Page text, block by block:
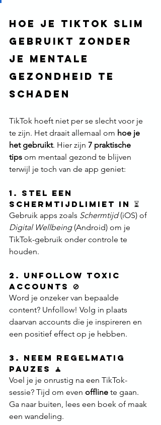
Hoe je tiktok slim
gebruikt zonder
je mentale
gezondheid te
schaden
TikTok hoeft niet per se slecht voor je
te zijn. Het draait allemaal om hoe je
het gebruikt. Hier zijn 7 praktische
tips om mentaal gezond te blijven
terwijl je toch van de app geniet:
1. Stel een
Schermtijdlimiet in ⏳
Gebruik apps zoals Schermtijd (iOS) of
Digital Wellbeing (Android) om je
TikTok-gebruik onder controle te
houden.
2. Unfollow Toxic
Accounts 🚫
Word je onzeker van bepaalde
content? Unfollow! Volg in plaats
daarvan accounts die je inspireren en
een positief effect op je hebben.
3. Neem Regelmatig
Pauzes 🧘
Voel je je onrustig na een TikTok-
sessie? Tijd om even offline te gaan.
Ga naar buiten, lees een boek of maak
een wandeling.